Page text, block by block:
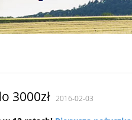
3000zł 2016-02-03